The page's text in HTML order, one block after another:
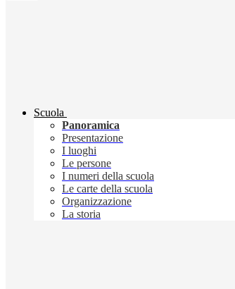
Scuola
Panoramica
Presentazione
I luoghi
Le persone
I numeri della scuola
Le carte della scuola
Organizzazione
La storia